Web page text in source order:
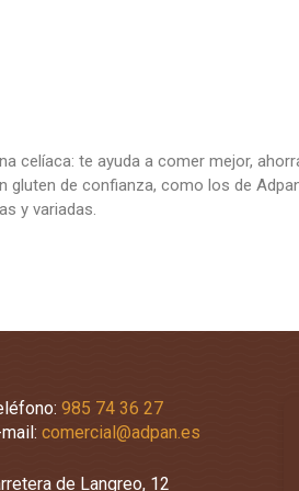
celíaca: te ayuda a comer mejor,
gluten de confianza, como los de
y variadas.
985 74 36 27
comercial@adpan.es
de Langreo, 12